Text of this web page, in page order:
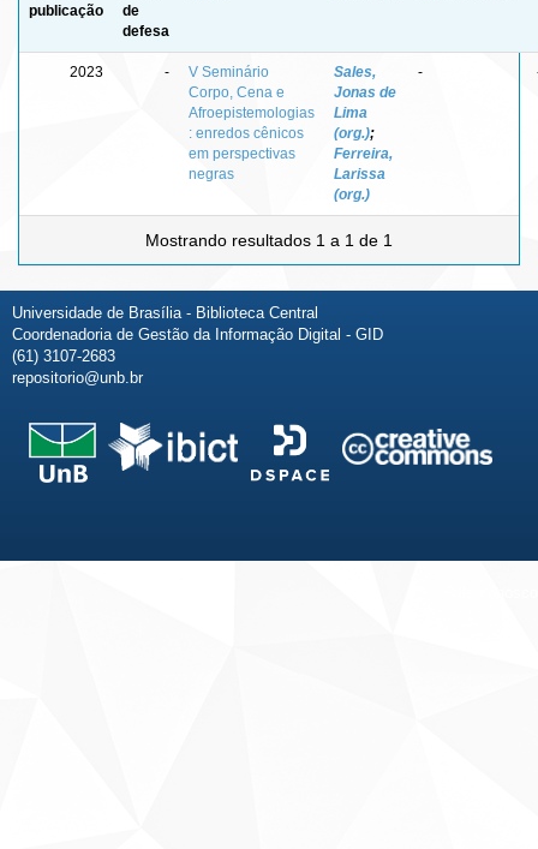
publicação
de
defesa
2023 -
V Seminário
Corpo, Cena e
Afroepistemologias
: enredos cênicos
em perspectivas
negras
Sales,
Jonas de
Lima
(org.);
Ferreira,
Larissa
(org.)
-
Mostrando resultados 1 a 1 de 1
Universidade de Brasília - Biblioteca Central
Coordenadoria de Gestão da Informação Digital - GID
(61) 3107-2683
repositorio@unb.br